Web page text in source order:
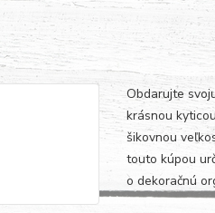
Obdarujte
krásnou
šikovnou
touto kúpou
o dekoračnú